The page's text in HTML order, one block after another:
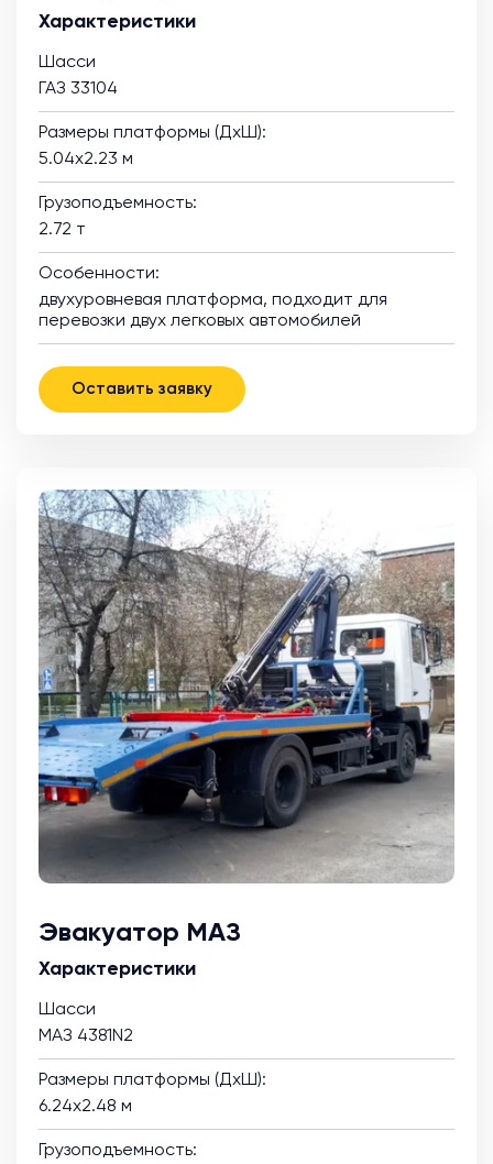
Характеристики
Шасси
ГАЗ 33104
Размеры платформы (ДхШ):
5.04х2.23 м
Грузоподъемность:
2.72 т
Особенности:
двухуровневая платформа, подходит для
перевозки двух легковых автомобилей
Оставить заявку
Эвакуатор МАЗ
Характеристики
Шасси
МАЗ 4381N2
Размеры платформы (ДхШ):
6.24х2.48 м
Грузоподъемность: